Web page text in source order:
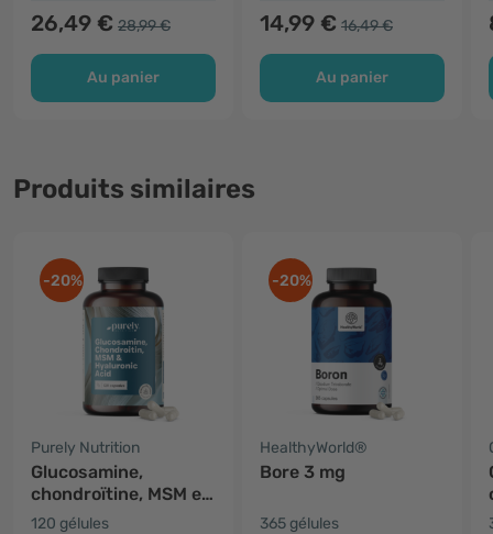
26,49 € 28,99 €
Au panier
14,99 € 16,49 €
Au panier
Produits similaires
-20%
Purely Nutrition
Glucosamine,
chondroïtine, MSM et
acide hyaluronique
120 gélules
-20%
HealthyWorld®
Bore 3 mg
365 gélules